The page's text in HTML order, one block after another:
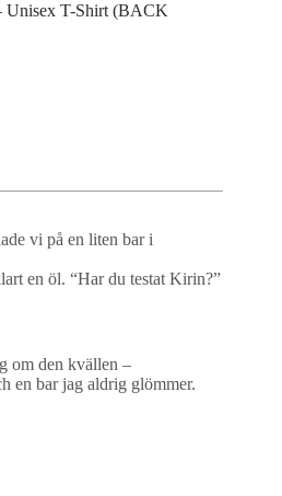
Unisex T-Shirt (BACK
vi på en liten bar i
en öl. “Har du testat Kirin?”
om den kvällen –
en bar jag aldrig glömmer.